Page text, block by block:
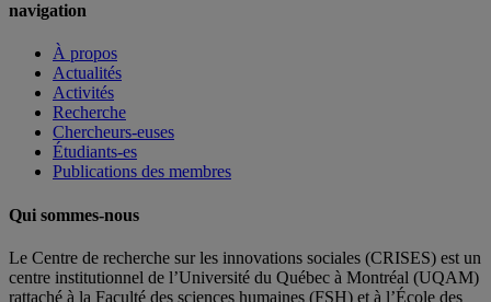
navigation
À propos
Actualités
Activités
Recherche
Chercheurs-euses
Étudiants-es
Publications des membres
Qui sommes-nous
Le Centre de recherche sur les innovations sociales (CRISES) est un
centre institutionnel de l’Université du Québec à Montréal (UQAM)
rattaché à la Faculté des sciences humaines (FSH) et à l’École des